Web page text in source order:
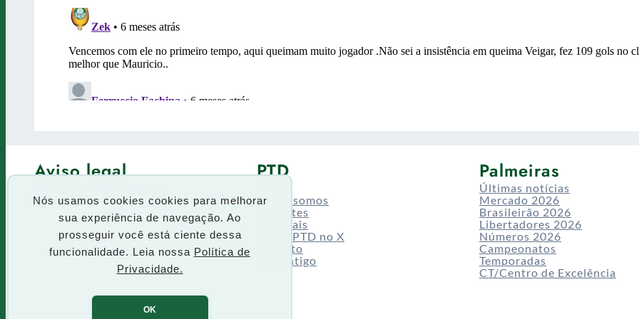
Nós usamos cookies cookies para melhorar
sua experiência de navegação. Ao
prosseguir você está ciente dessa
funcionalidade. Leia nossa Política de
Privacidade.
OK
Aviso legal
Termos de uso
PTD
Quem somos
Enquetes
Especiais
Siga o PTD no X
Contato
Site antigo
Palmeiras
Últimas notícias
Mercado 2026
Brasileirão 2026
Libertadores 2026
Números 2026
Campeonatos
Temporadas
CT/Centro de Excelência